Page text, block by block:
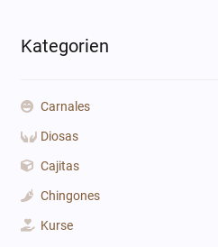
Kategorien
Carnales
Diosas
Cajitas
Chingones
Kurse